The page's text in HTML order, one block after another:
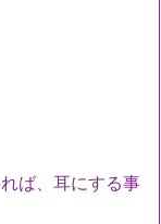
ば、耳にする事